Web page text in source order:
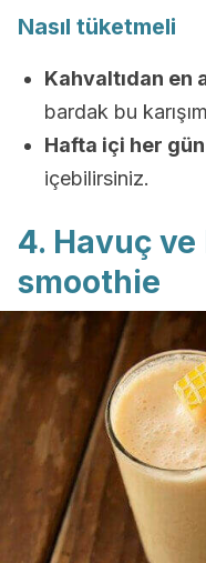
Nasıl tüketmeli
Kahvaltıdan en
bardak bu
Hafta içi her
içebilirsiniz.
4. Havuç
smoothie